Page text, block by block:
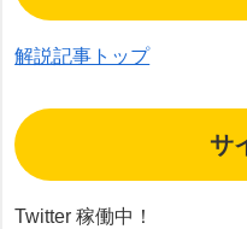
解説記事トップ
サ
Twitter 稼働中！